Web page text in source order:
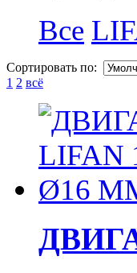
Все
Сортировать по:
1 2 всё